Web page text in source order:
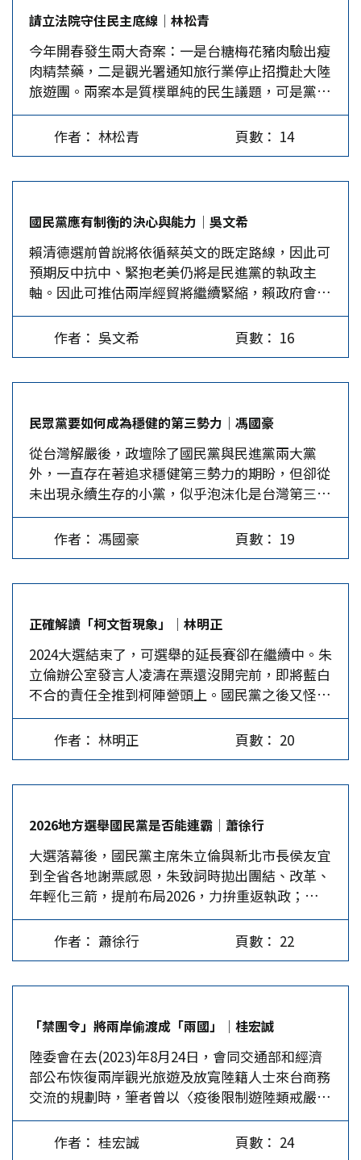
「藐視國會」而遭判刑或彈劾，…。在這些權力的
支撐下，行政體系對國會的意見不敢輕忽，「制
衡」乃因而可以運作。 但這些權力在台灣卻顯得
殘缺破碎。首先，立院對政府總預算只有刪減，卻
不能增加或挪移，嚴重剝奪了國會實現政策主張的
空間。近年來被濫用的「特別預算」制度，更實質
閹割了立院的預算審查權，致使行政體系可以進行
政策買票。…
斷的偽命題。…
際，媒體突然傳出，國民黨團要求在2月20日正式
開議前召開臨時會的聲音，看起來這應該是國民黨
團方面希望在正式開議前，給行政院一記下馬威。
從政黨國會黨團的攻防來說，這一招頗有威力，可
不巧的是年假結束時，距離2月20日開議只剩5天，
其中又有一天是周日，4天時間根本來不及籌備，
更何況召開臨時會的主題是年前台中市衛生局檢驗
出台糖梅花豬肉含有瘦肉精事件，它並沒有急迫
解了此一爭議。這不僅免除了一場兩院的爭議，同
時也樹立了議長中立的典範，這對立法院及韓國瑜
來說都是件好事，有利於未來的議事運作。 此事
會在年假即將結束之際抓住媒體的注意力，關鍵在
於立法院將是未來四年的政治運作中心，當然，根
本原因是這屆立法院三黨不過半的格局。所以立法
院裡，在野黨的任何攻防舉措都會立即引起注意。
基此，2月1日立法院正副院長的選舉過程中，民眾
政黨黨團議題攻防才是政治核心，這與過去總統府
和行政院是政治核心的狀況稍有不同。 當然，這
並不表示府院兩方失去決策權，而只是說，府院兩
個具有行政權的憲政機構已無法像過去那樣，做決
策時只依據自己的政策立場、利益，而需要與立法
院的在野黨做政策溝通，甚至修改政府的立場。而
這種「讓步」的舉措，過去鮮少發生，但在未來的
三年多時間裡，我們將會經常看見。…
請立法院守住民主底線│林松青
今年開春發生兩大奇案：一是台糖梅花豬肉驗出瘦
肉精禁藥，二是觀光署通知旅行業停止招攬赴大陸
旅遊團。兩案本是質樸單純的民生議題，可是黨派
腦充血後，公益退散，唯黨利是圖，民主政治水平
亦隨之潰敗。 黨派腦政治，護黨不利民 今年春節
前，經濟部所屬台糖公司生產的梅花豬肉，遭台中
次長王必勝卻傳令要慎重，別急著公布。 食安攸
關民命和健康，台中市政府於年節旺季抽驗市售肉
品發現禁藥，為免肉品售罄，消費者吃下肚才示
警，自可依法即時發布警訊。不料，台中市府本於
保護食安「寧快勿慢、寧緊勿鬆」的原則發布警訊
後，遭民進黨政府、民代、網工、綠媒一致質疑。
有的說是實驗室污染；有的說禁藥價昂不可能用於
餵豬；有的說從進口藥商追蹤通路發現，未曾供應
沒有就是沒有。衛福部次長王必勝指稱，台中市檢
驗結果有五大荒謬：包括官、民各方再抽檢同批次
肉品未發現禁藥；台中實驗室檢測22次，只有微量
檢出，是否實驗遭污染；西布特羅是不易取得的化
學品，用於養豬的可能性低；台糖家業大，不會用
禁藥自砸招牌；業界質疑台糖混用進口美豬是無稽
之談。…
作者： 林松青 頁數： 14
國民黨應有制衡的決心與能力│吳文希
賴清德選前曾說將依循蔡英文的既定路線，因此可
預期反中抗中、緊抱老美仍將是民進黨的執政主
軸。因此可推估兩岸經貿將繼續緊縮，賴政府會繼
續照價購買美國武器，對於美國會對台灣已支付了
220億美元的19筆軍購案延遲至2027年後交貨，大
概也只能無可奈何，從未想要索取衍生性的利息。
得檢出的「西布特羅」禁藥，但衛福部卻說未驗出
這種禁藥；衛福部不但拒絕中市派員參與檢測，還
硬指稱地方政府運用權力壓榨真相；以前食藥署聲
稱美豬的進口數量太少，所以去年消基會調查超過
200件豬肉製品中，竟然無美豬的樣品，但實際上
去年自美國進口的豬肉就有1.6萬多公噸，占進口
豬肉的13%；桃園市也曾查獲食品公司有將近15萬
公斤的美豬，卻把產地標示為加拿大或英國。薛瑞
時強調未預設立場，檢驗應回歸科學層面，既要呈
現真實的科學檢驗結果，為何不敢同意台中市府派
員參與食藥署的覆驗？理由居然是因無前例可循。
結果中央與地方雙方所主導的檢驗結果均顯示出，
台糖豬肉中含有「西布特羅」的事實，於是衛福部
又宣示此是一獨立事件，並非普遍污染的情事，而
將台糖禁藥事件淡化處置。這種部長還能留任？
兩岸關係緊張影響經貿…
作者： 吳文希 頁數： 16
民眾黨要如何成為穩健的第三勢力│馮國豪
從台灣解嚴後，政壇除了國民黨與民進黨兩大黨
外，一直存在著追求穩健第三勢力的期盼，但卻從
未出現永續生存的小黨，似乎泡沫化是台灣第三大
黨的宿命。 新黨、親民黨、台聯黨、時代力量，
都曾經在台灣政治舞台上有所斬獲，但2024年選舉
後，這些政黨注定已式微了，除藍綠兩黨外，只剩
存在「一人政黨」的問題，類似韋伯所說的「卡斯
瑪領導」或「魅力型領導」(charismatic
leadership)，「魅力型領導」不可能長期存在，
必然會走向「家父長式領導」或「法制化領導」，
而「法制化領導」可讓政黨走向穩健永續的方向，
但不幸的是，台灣過去第三大黨都不約而同地走向
家父長制，一旦領導人的魅力或體能衰退，政黨就
會走向泡沫化。 民眾黨主席柯文哲一再強調「科
席拍板定案，這就是魅力型領導的困境。…
作者： 馮國豪 頁數： 19
正確解讀「柯文哲現象」│林明正
2024大選結束了，可選舉的延長賽卻在繼續中。朱
立倫辦公室發言人凌濤在票還沒開完前，即將藍白
不合的責任全推到柯陣營頭上。國民黨之後又怪東
怪西就是不怪自己，就好像說當年丟掉大陸，是因
為「共軍狡詐」一般，完全不願面對自己不得民心
的事實。 青年世代為何不投藍？ 2024大選有個特
定支持柯文哲。很多人不理解，綠營因為執政失
利，使得年輕人背離，可這些青年為何不選擇藍
營？這根源當然首先是受到「台獨課綱」的影響。
我們姑且就用媒體所說的「天然獨」來代稱這批青
年。 在「天然獨」眼裡，從出生以來，兩岸關係
就被形塑為「兩國關係」，他們沒有民族認同感，
自然對「中國」國民黨無感。同時課綱又將國民黨
說成「外來政權」，與「二二八」、「白色恐怖」
黨過往對台灣的貢獻也不辯解，長此以往，天平自
然向獨派傾倒，國民黨又如何能吸引到青年的認同
呢？ 藍營其實意識到課綱導致它們被污名化，卻
誤以為只要摘掉「親中」的帽子，就能獲得青年的
支持。因此逢人便說自己不「親中」，說自己「親
中」的就是「青盲」（閩南語瞎眼之意），甚至不
斷強調自己「反共」。這種說法是把年輕人當傻
作者： 林明正 頁數： 20
2026地方選舉國民黨是否能連霸│蕭徐行
大選落幕後，國民黨主席朱立倫與新北市長侯友宜
到全省各地謝票感恩，朱致詞時拋出團結、改革、
年輕化三箭，提前布局2026，力拚重返執政；侯則
說國民黨的前輩未來要成為年輕人的後盾，加速改
革，才不會被人追過。這些都是老生常談，問題是
國民黨會改革嗎？還是說完了一切平靜無波，讓
排除候選人自身的問題；但有很多因素是非戰之
罪；例如，國民黨吸引不了年輕選票，這已經是十
多年來的老話題；其次，國民黨中有部分人士從一
開始就極力鼓吹「藍白合」，使得選舉前中段侯友
宜進退不得，支持度始終無法成長；甚至有人引誘
郭台銘跳入總統選舉，又不能妥善處理雙方意見不
同所導致的恩怨，造成泛藍陣營無法實質團結。
作者： 蕭徐行 頁數： 22
「禁團令」將兩岸偷渡成「兩國」│桂宏誠
陸委會在去(2023)年8月24日，會同交通部和經濟
部公布恢復兩岸觀光旅遊及放寬陸籍人士來台商務
交流的規劃時，筆者曾以〈疫後限制遊陸類戒嚴已
違憲〉為題投書，指出限制我方旅行業組團赴陸初
期以每天2000人次為原則的規劃，違反憲法明定限
作者： 桂宏誠 頁數： 24